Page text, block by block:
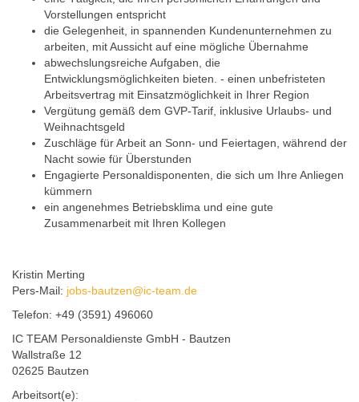
Vorstellungen entspricht
die Gelegenheit, in spannenden Kundenunternehmen zu
arbeiten, mit Aussicht auf eine mögliche Übernahme
abwechslungsreiche Aufgaben, die
Entwicklungsmöglichkeiten bieten. - einen unbefristeten
Arbeitsvertrag mit Einsatzmöglichkeit in Ihrer Region
Vergütung gemäß dem GVP-Tarif, inklusive Urlaubs- und
Weihnachtsgeld
Zuschläge für Arbeit an Sonn- und Feiertagen, während der
Nacht sowie für Überstunden
Engagierte Personaldisponenten, die sich um Ihre Anliegen
kümmern
ein angenehmes Betriebsklima und eine gute
Zusammenarbeit mit Ihren Kollegen
Kristin Merting
Pers-Mail: jobs-bautzen@ic-team.de
Telefon: +49 (3591) 496060
IC TEAM Personaldienste GmbH - Bautzen
Wallstraße 12
02625 Bautzen
Arbeitsort(e):